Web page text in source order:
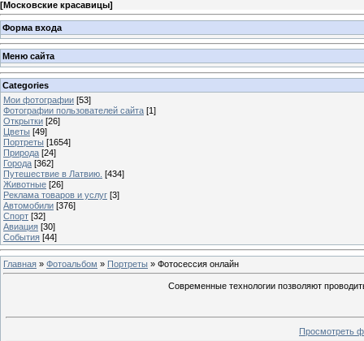
[Московские красавицы]
Форма входа
Меню сайта
Categories
Мои фотографии [53]
Фотографии пользователей сайта [1]
Открытки [26]
Цветы [49]
Портреты [1654]
Природа [24]
Города [362]
Путешествие в Латвию. [434]
Животные [26]
Реклама товаров и услуг [3]
Автомобили [376]
Спорт [32]
Авиация [30]
События [44]
Главная » Фотоальбом » Портреты » Фотосессия онлайн
Современные технологии позволяют
Просмотреть